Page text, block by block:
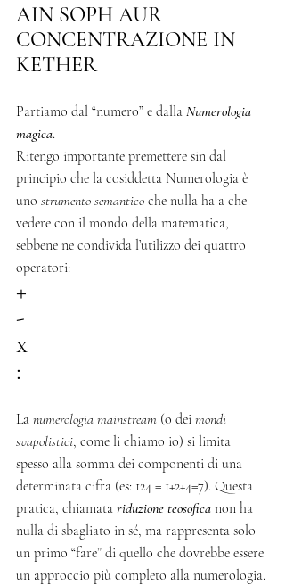
AIN SOPH AUR
CONCENTRAZIONE IN
KETHER
Partiamo dal “numero” e dalla Numerologia
magica.
Ritengo importante premettere sin dal
principio che la cosiddetta Numerologia è
uno strumento semantico che nulla ha a che
vedere con il mondo della matematica,
sebbene ne condivida l’utilizzo dei quattro
operatori:
+
-
x
:
La numerologia mainstream (o dei mondi
svapolistici, come li chiamo io) si limita
spesso alla somma dei componenti di una
determinata cifra (es: 124 = 1+2+4=7). Questa
pratica, chiamata riduzione teosofica non ha
nulla di sbagliato in sé, ma rappresenta solo
un primo “fare” di quello che dovrebbe essere
un approccio più completo alla numerologia.